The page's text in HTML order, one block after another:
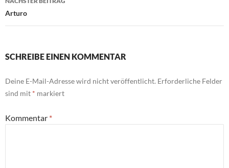
Arturo
SCHREIBE EINEN KOMMENTAR
Deine E-Mail-Adresse wird nicht veröffentlicht. Erforderliche Felder
sind mit * markiert
Kommentar *